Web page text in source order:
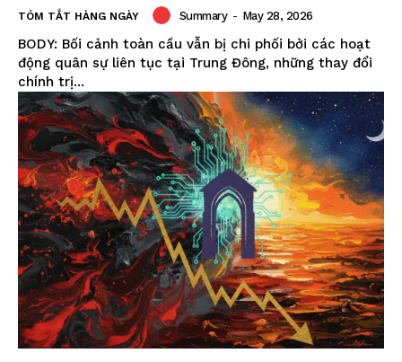
TÓM TẮT HÀNG NGÀY Summary - May 28, 2026
BODY: Bối cảnh toàn cầu vẫn bị chi phối bởi các hoạt
động quân sự liên tục tại Trung Đông, những thay đổi
chính trị...